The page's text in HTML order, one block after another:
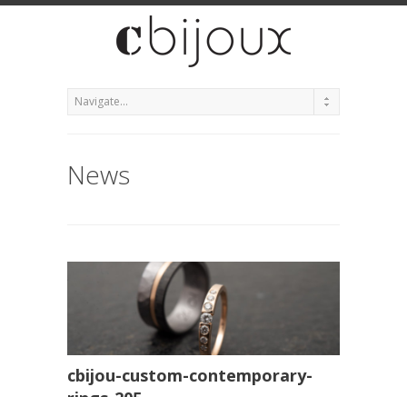
News
cbijou-custom-contemporary-